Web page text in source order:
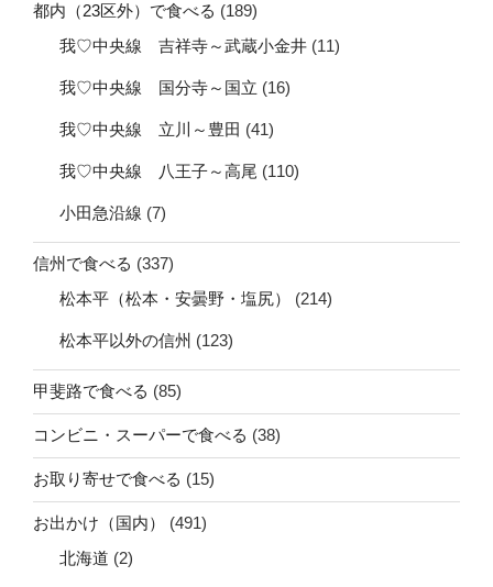
都内（23区外）で食べる (189)
我♡中央線 吉祥寺～武蔵小金井 (11)
我♡中央線 国分寺～国立 (16)
我♡中央線 立川～豊田 (41)
我♡中央線 八王子～高尾 (110)
小田急沿線 (7)
信州で食べる (337)
松本平（松本・安曇野・塩尻）
(214)
松本平以外の信州 (123)
甲斐路で食べる (85)
コンビニ・スーパーで食べる (38)
お取り寄せで食べる (15)
お出かけ（国内）
(491)
北海道 (2)